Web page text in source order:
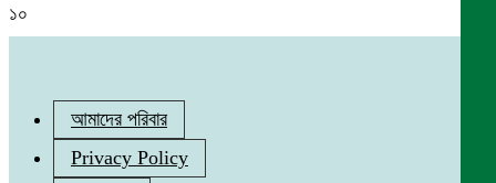
১০
আমাদের পরিবার
Privacy Policy